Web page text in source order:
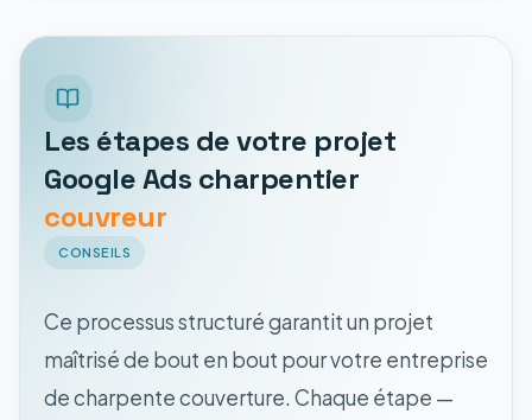
Les étapes de votre projet
Google Ads charpentier
couvreur
CONSEILS
Ce processus structuré garantit un projet
maîtrisé de bout en bout pour votre entreprise
de charpente couverture. Chaque étape —